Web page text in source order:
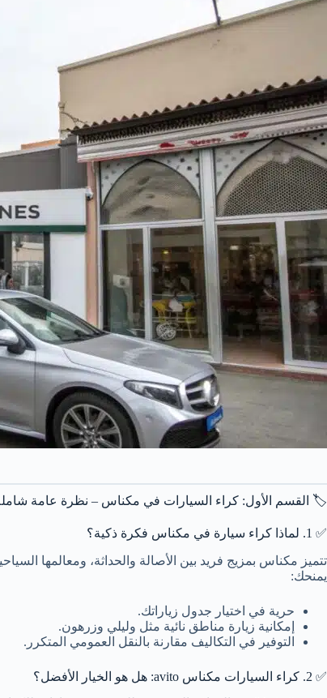
🏷️ القسم الأول: كراء السيارات في مكناس – نظرة عامة
✅ 1. لماذا كراء سيارة في مكناس فكرة ذكية؟
تتميز مكناس بمزيج فريد بين الأصالة والحداثة، ومعالمها
يمنحك:
حرية في اختيار جدول زياراتك.
إمكانية زيارة مناطق نائية مثل وليلي وزرهون.
التوفير في التكاليف مقارنة بالنقل العمومي المتكرر.
✅ 2. كراء السيارات مكناس avito: هل هو الخيار الأفضل؟